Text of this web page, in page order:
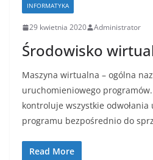
INFORMATYKA
29 kwietnia 2020 Administrator
Środowisko
Maszyna wirtualna – ogólna
uruchomieniowego
kontroluje wszystkie
programu bezpośrednio do
Read More